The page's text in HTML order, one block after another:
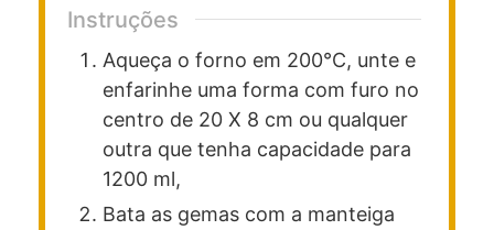
Instruções
Aqueça o forno em 200°C, unte e
enfarinhe uma forma com furo no
centro de 20 X 8 cm ou qualquer
outra que tenha capacidade para
1200 ml,
Bata as gemas com a manteiga